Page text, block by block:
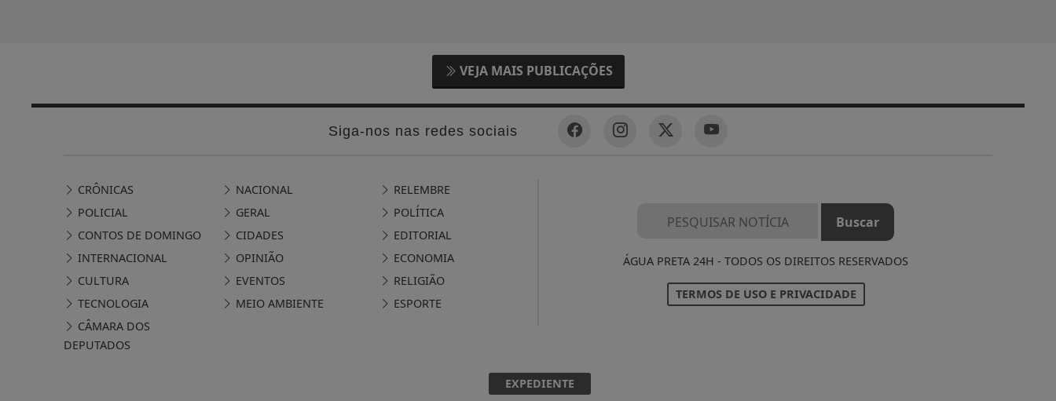
VEJA MAIS PUBLICAÇÕES
Siga-nos nas redes sociais
CRÔNICAS NACIONAL
RELEMBRE
POLICIAL
GERAL
POLÍTICA
CONTOS DE DOMINGO
CIDADES
EDITORIAL
INTERNACIONAL
OPINIÃO
ECONOMIA
CULTURA
EVENTOS
RELIGIÃO
TECNOLOGIA
MEIO AMBIENTE
ESPORTE
CÂMARA DOS
DEPUTADOS
ÁGUA PRETA 24H - TODOS OS DIREITOS RESERVADOS
TERMOS DE USO E PRIVACIDADE
EXPEDIENTE